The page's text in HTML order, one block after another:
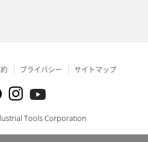
プライバシー サイトマップ
Tools Corporation